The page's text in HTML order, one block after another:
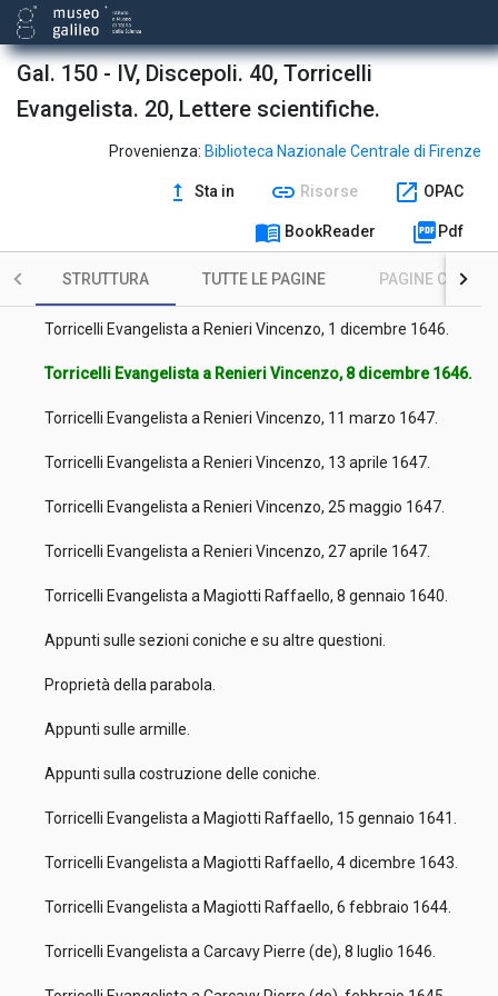
Gal. 150 - IV, Discepoli. 40, Torricelli
Evangelista. 20, Lettere scientifiche.
Provenienza: Biblioteca Nazionale Centrale di Firenze
upgrade Sta in link Risorse open_in_new OPAC
menu_book BookReader picture_as_pdf Pdf
STRUTTURA TUTTE LE PAGINE PAGINE CON
Torricelli Evangelista a Renieri Vincenzo, 23 febbraio 1647.
Torricelli Evangelista a Renieri Vincenzo, 17 novembre 1646.
Torricelli Evangelista a Renieri Vincenzo, 24 novembre 1646.
Torricelli Evangelista a Renieri Vincenzo, 1 dicembre 1646.
Torricelli Evangelista a Renieri Vincenzo, 8 dicembre 1646.
Torricelli Evangelista a Renieri Vincenzo, 11 marzo 1647.
Torricelli Evangelista a Renieri Vincenzo, 13 aprile 1647.
Torricelli Evangelista a Renieri Vincenzo, 25 maggio 1647.
Torricelli Evangelista a Renieri Vincenzo, 27 aprile 1647.
Torricelli Evangelista a Magiotti Raffaello, 8 gennaio 1640.
Appunti sulle sezioni coniche e su altre questioni.
Proprietà della parabola.
Appunti sulle armille.
Appunti sulla costruzione delle coniche.
Torricelli Evangelista a Magiotti Raffaello, 15 gennaio 1641.
Torricelli Evangelista a Magiotti Raffaello, 4 dicembre 1643.
Torricelli Evangelista a Magiotti Raffaello, 6 febbraio 1644.
Torricelli Evangelista a Carcavy Pierre (de), 8 luglio 1646.